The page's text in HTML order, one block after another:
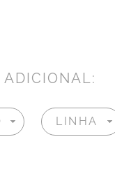
ADICIONAL: